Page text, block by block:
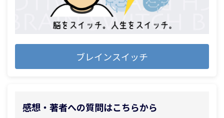
ブレインスイッチ
感想・著者への質問はこちらから